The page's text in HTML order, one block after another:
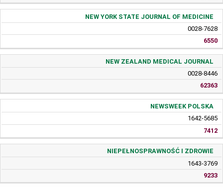
NEW YORK STATE JOURNAL OF MEDICINE
0028-7628
6550
NEW ZEALAND MEDICAL JOURNAL
0028-8446
62363
NEWSWEEK POLSKA
1642-5685
7412
NIEPEŁNOSPRAWNOŚĆ I ZDROWIE
1643-3769
9233